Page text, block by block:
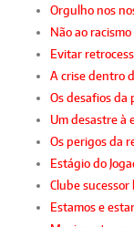
Orgulho nos
Não ao racismo
Evitar
A crise dentro
Os desafios da
Um desastre à
Os perigos da
Estágio do
Clube sucessor
Estamos e